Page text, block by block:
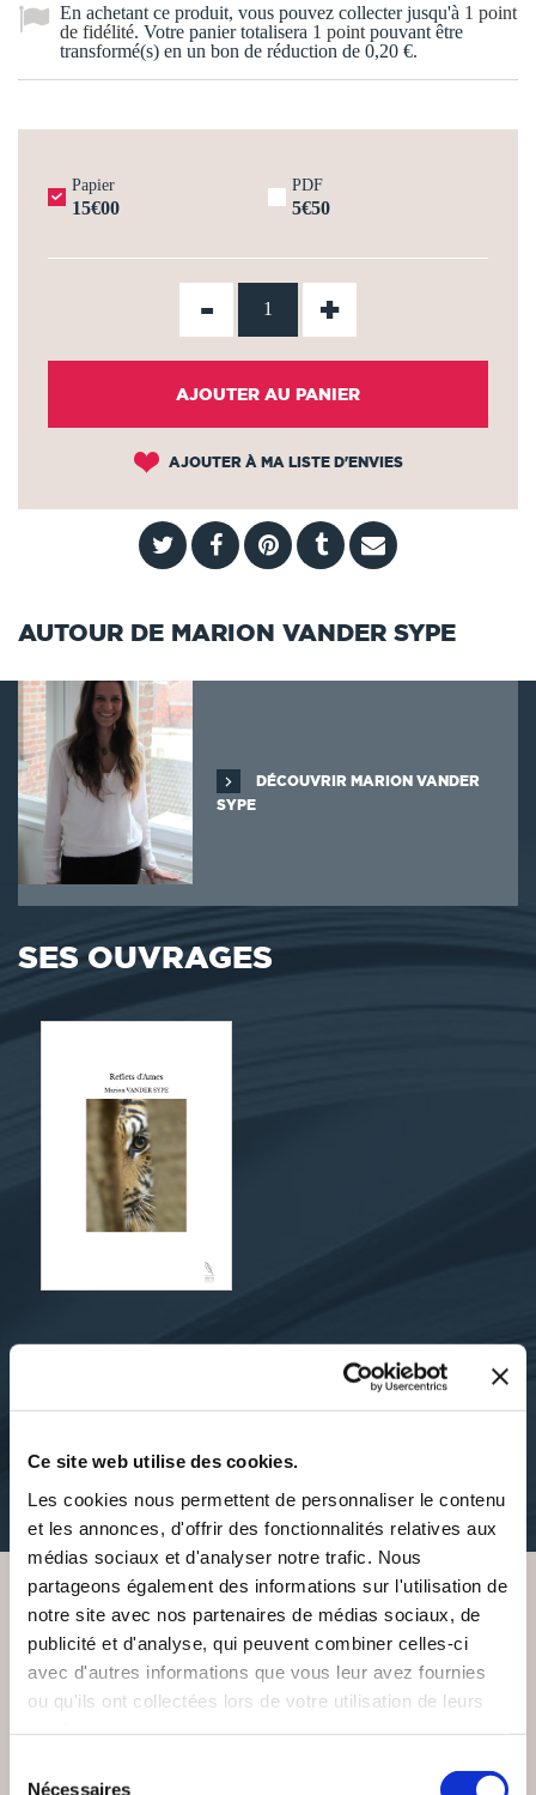
Ce site web utilise des cookies.
Les cookies nous permettent de personnaliser le contenu
et les annonces, d'offrir des fonctionnalités relatives aux
médias sociaux et d'analyser notre trafic. Nous
partageons également des informations sur l'utilisation de
notre site avec nos partenaires de médias sociaux, de
publicité et d'analyse, qui peuvent combiner celles-ci
avec d'autres informations que vous leur avez fournies
ou qu'ils ont collectées lors de votre utilisation de leurs
Nécessaires
En achetant ce produit, vous pouvez collecter jusqu'à 1 point
de fidélité. Votre panier totalisera 1 point pouvant être
transformé(s) en un bon de réduction de 0,20 €.
Papier
15€00
PDF
5€50
- +
AJOUTER AU PANIER
AJOUTER À MA LISTE D'ENVIES
AUTOUR DE MARION VANDER SYPE
DÉCOUVRIR MARION VANDER
SYPE
SES OUVRAGES
carnets-recits-de-voyage
15€00
VOUS AIMEREZ AUSSI